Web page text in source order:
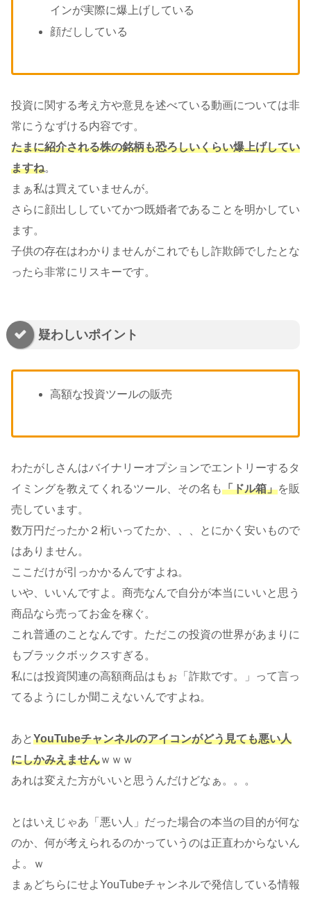
インが実際に爆上げしている
顔だししている
投資に関する考え方や意見を述べている動画については非
常にうなずける内容です。
たまに紹介される株の銘柄も恐ろしいくらい爆上げしてい
ますね。
まぁ私は買えていませんが。
さらに顔出ししていてかつ既婚者であることを明かしてい
ます。
子供の存在はわかりませんがこれでもし詐欺師でしたとな
ったら非常にリスキーです。
疑わしいポイント
高額な投資ツールの販売
わたがしさんはバイナリーオプションでエントリーするタ
イミングを教えてくれるツール、その名も「ドル箱」を販
売しています。
数万円だったか２桁いってたか、、、とにかく安いもので
はありません。
ここだけが引っかかるんですよね。
いや、いいんですよ。商売なんで自分が本当にいいと思う
商品なら売ってお金を稼ぐ。
これ普通のことなんです。ただこの投資の世界があまりに
もブラックボックスすぎる。
私には投資関連の高額商品はもぉ「詐欺です。」って言っ
てるようにしか聞こえないんですよね。
あとYouTubeチャンネルのアイコンがどう見ても悪い人
にしかみえませんｗｗｗ
あれは変えた方がいいと思うんだけどなぁ。。。
とはいえじゃあ「悪い人」だった場合の本当の目的が何な
のか、何が考えられるのかっていうのは正直わからないん
よ。ｗ
まぁどちらにせよYouTubeチャンネルで発信している情報